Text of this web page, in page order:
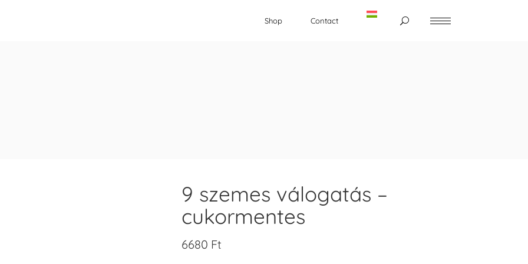
Shop Contact
9 szemes válogatás –
cukormentes
6680 Ft